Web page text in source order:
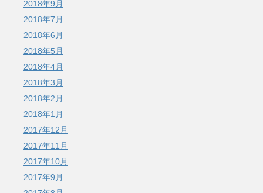
2018年9月
2018年7月
2018年6月
2018年5月
2018年4月
2018年3月
2018年2月
2018年1月
2017年12月
2017年11月
2017年10月
2017年9月